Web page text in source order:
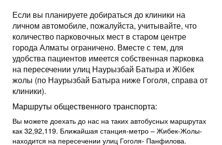
Если вы планируете добираться до клиники на
личном автомобиле, пожалуйста, учитывайте, что
количество парковочных мест в старом центре
города Алматы ограничено. Вместе с тем, для
удобства пациентов имеется собственная парковка
на пересечении улиц Наурызбай Батыра и Жiбек
жолы (по Наурызбай Батыра ниже Гоголя, справа от
клиники).
Маршруты общественного транспорта:
Вы можете доехать до нас на таких автобусных маршрутах
как 32,92,119. Ближайшая станция-метро – Жибек-Жолы-
находится на пересечении улиц Гоголя- Панфилова.